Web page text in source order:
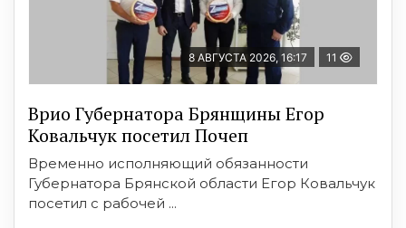
8 АВГУСТА 2026, 16:17 11
Врио Губернатора Брянщины Егор
Ковальчук посетил Почеп
Временно исполняющий обязанности
Губернатора Брянской области Егор Ковальчук
посетил с рабочей ...